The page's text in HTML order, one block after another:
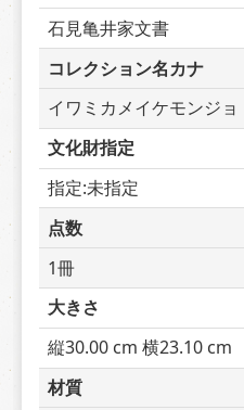
石見亀井家文書
コレクション名カナ
イワミカメイケモンジョ
文化財指定
指定:未指定
点数
1冊
大きさ
縦30.00 cm 横23.10 cm
材質